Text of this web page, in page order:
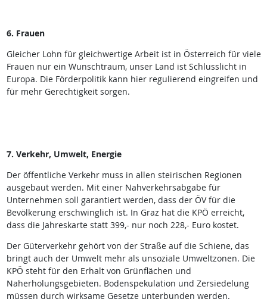
6. Frauen
Gleicher Lohn für gleichwertige Arbeit ist in Österreich für viele
Frauen nur ein Wunschtraum, unser Land ist Schlusslicht in
Europa. Die Förderpolitik kann hier regulierend eingreifen und
für mehr Gerechtigkeit sorgen.
7. Verkehr, Umwelt, Energie
Der öffentliche Verkehr muss in allen steirischen Regionen
ausgebaut werden. Mit einer Nahverkehrsabgabe für
Unternehmen soll garantiert werden, dass der ÖV für die
Bevölkerung erschwinglich ist. In Graz hat die KPÖ erreicht,
dass die Jahreskarte statt 399,- nur noch 228,- Euro kostet.
Der Güterverkehr gehört von der Straße auf die Schiene, das
bringt auch der Umwelt mehr als unsoziale Umweltzonen. Die
KPÖ steht für den Erhalt von Grünflächen und
Naherholungsgebieten. Bodenspekulation und Zersiedelung
müssen durch wirksame Gesetze unterbunden werden.